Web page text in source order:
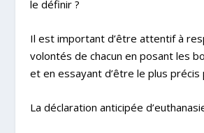
le définir ?
Il est important d’être attentif à
volontés de chacun en posant les
et en essayant d’être le plus précis
La déclaration anticipée